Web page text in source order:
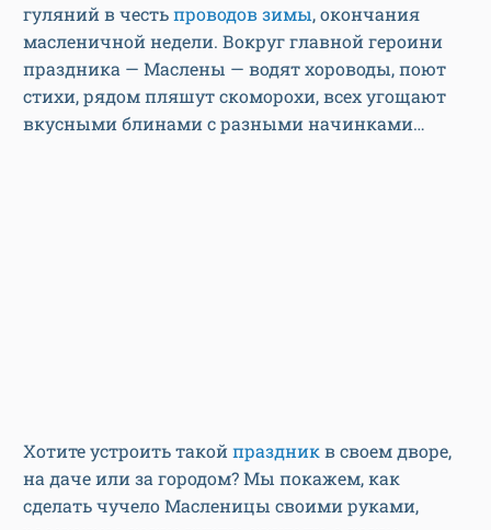
гуляний в честьпроводов зимы, окончания
масленичной недели. Вокруг главной героини
праздника — Маслены — водят хороводы, поют
стихи, рядом пляшут скоморохи, всех угощают
вкусными блинами с разными начинками…
Хотите устроить такой праздник в своем дворе,
на даче или за городом? Мы покажем, как
сделать чучело Масленицы своими руками,